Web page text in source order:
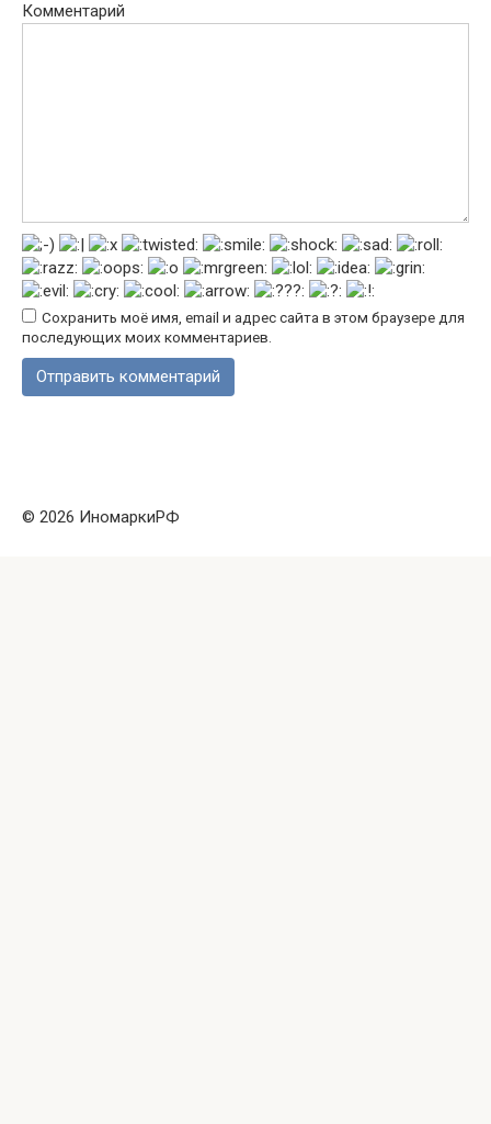
Комментарий
Сохранить моё имя, email и адрес сайта в этом браузере для
последующих моих комментариев.
© 2026 ИномаркиРФ